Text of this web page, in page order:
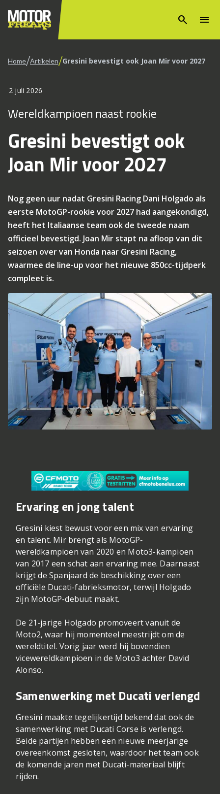
search menu
Home/Artikelen/Gresini bevestigt ook Joan Mir voor 2027
2 juli 2026
Wereldkampioen naast rookie
Gresini bevestigt ook
Joan Mir voor 2027
Nog geen uur nadat Gresini Racing Dani Holgado als
eerste MotoGP-rookie voor 2027 had aangekondigd,
heeft het Italiaanse team ook de tweede naam
officieel bevestigd. Joan Mir stapt na afloop van dit
seizoen over van Honda naar Gresini Racing,
waarmee de line-up voor het nieuwe 850cc-tijdperk
compleet is.
Ervaring en jong talent
Gresini kiest bewust voor een mix van ervaring
en talent. Mir brengt als MotoGP-
wereldkampioen van 2020 en Moto3-kampioen
van 2017 een schat aan ervaring mee. Daarnaast
krijgt de Spanjaard de beschikking over een
officiële Ducati-fabrieksmotor, terwijl Holgado
zijn MotoGP-debuut maakt.
De 21-jarige Holgado promoveert vanuit de
Moto2, waar hij momenteel meestrijdt om de
wereldtitel. Vorig jaar werd hij bovendien
vicewereldkampioen in de Moto3 achter David
Alonso.
Samenwerking met Ducati verlengd
Gresini maakte tegelijkertijd bekend dat ook de
samenwerking met Ducati Corse is verlengd.
Beide partijen hebben een nieuwe meerjarige
overeenkomst gesloten, waardoor het team ook
de komende jaren met Ducati-materiaal blijft
rijden.